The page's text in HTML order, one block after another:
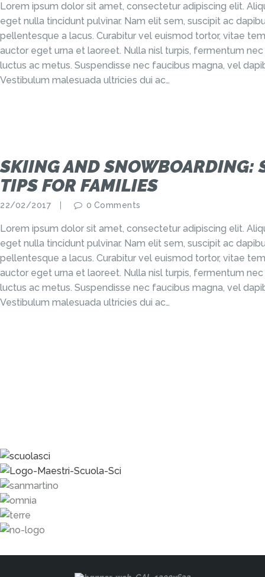
Lorem ipsum dolor sit amet, consectetur adipiscing elit.
eget nulla tincidunt pulvinar. Nam elit sem, suscipit ac
pellentesque a lacus. Curabitur vel euismod tortor, vitae
auctor eget urna et laoreet. Nulla nisl turpis, fermentum nec
luctus ac metus. Suspendisse nec faucibus magna, vel
Vestibulum malesuada ultricies dui ac…
SKIING AND SNOWBOARDING:
TIPS FOR FAMILIES
22/02/2017 0 Comments
Lorem ipsum dolor sit amet, consectetur adipiscing elit.
eget nulla tincidunt pulvinar. Nam elit sem, suscipit ac
pellentesque a lacus. Curabitur vel euismod tortor, vitae
auctor eget urna et laoreet. Nulla nisl turpis, fermentum nec
luctus ac metus. Suspendisse nec faucibus magna, vel
Vestibulum malesuada ultricies dui ac…